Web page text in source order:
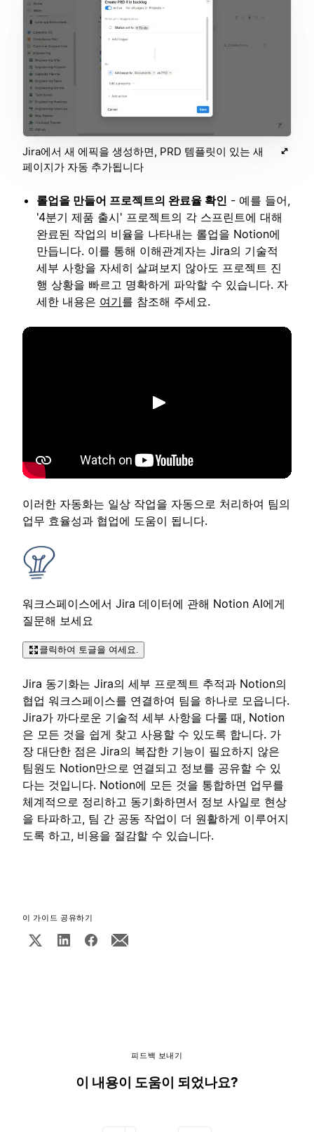
Jira에서 새 에픽을 생성하면, PRD 템플릿이 있는 새
페이지가 자동 추가됩니다
롤업을 만들어 프로젝트의 완료율 확인 - 예를 들어,
'4분기 제품 출시' 프로젝트의 각 스프린트에 대해
완료된 작업의 비율을 나타내는 롤업을 Notion에
만듭니다. 이를 통해 이해관계자는 Jira의 기술적
세부 사항을 자세히 살펴보지 않아도 프로젝트 진
행 상황을 빠르고 명확하게 파악할 수 있습니다. 자
세한 내용은 여기를 참조해 주세요.
재생
이러한 자동화는 일상 작업을 자동으로 처리하여 팀의
업무 효율성과 협업에 도움이 됩니다.
워크스페이스에서 Jira 데이터에 관해 Notion AI에게
질문해 보세요
클릭하여 토글을 여세요.
Jira 동기화는 Jira의 세부 프로젝트 추적과 Notion의
협업 워크스페이스를 연결하여 팀을 하나로 모읍니다.
Jira가 까다로운 기술적 세부 사항을 다룰 때, Notion
은 모든 것을 쉽게 찾고 사용할 수 있도록 합니다. 가
장 대단한 점은 Jira의 복잡한 기능이 필요하지 않은
팀원도 Notion만으로 연결되고 정보를 공유할 수 있
다는 것입니다. Notion에 모든 것을 통합하면 업무를
체계적으로 정리하고 동기화하면서 정보 사일로 현상
을 타파하고, 팀 간 공동 작업이 더 원활하게 이루어지
도록 하고, 비용을 절감할 수 있습니다.
이 가이드 공유하기
피드백 보내기
이 내용이 도움이 되었나요?